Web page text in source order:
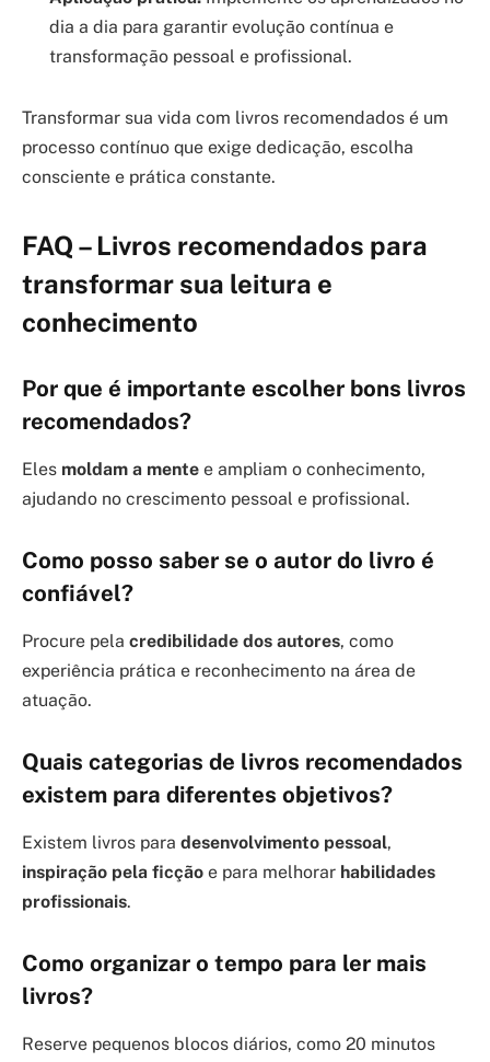
dia a dia para garantir evolução contínua e
transformação pessoal e profissional.
Transformar sua vida com livros recomendados é um
processo contínuo que exige dedicação, escolha
consciente e prática constante.
FAQ – Livros recomendados para
transformar sua leitura e
conhecimento
Por que é importante escolher bons livros
recomendados?
Eles moldam a mente e ampliam o conhecimento,
ajudando no crescimento pessoal e profissional.
Como posso saber se o autor do livro é
confiável?
Procure pela credibilidade dos autores, como
experiência prática e reconhecimento na área de
atuação.
Quais categorias de livros recomendados
existem para diferentes objetivos?
Existem livros para desenvolvimento pessoal,
inspiração pela ficção e para melhorar habilidades
profissionais.
Como organizar o tempo para ler mais
livros?
Reserve pequenos blocos diários, como 20 minutos